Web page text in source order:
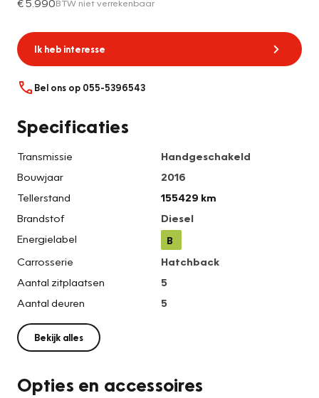
€ 5.990BTW niet verrekenbaar
Ik heb interesse
Bel ons op 055-5396543
Specificaties
Transmissie
Handgeschakeld
Bouwjaar
2016
Tellerstand
155429 km
Brandstof
Diesel
Energielabel
B
Carrosserie
Hatchback
Aantal zitplaatsen
5
Aantal deuren
5
Bekijk alles
Opties en accessoires